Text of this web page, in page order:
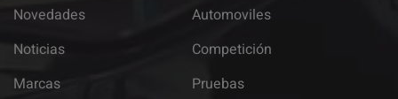
Novedades
Noticias
Marcas
Automoviles
Competición
Pruebas